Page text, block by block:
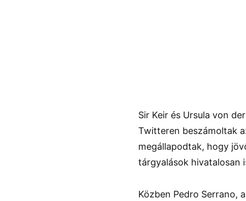
Sir Keir és Ursula von
Twitteren beszámoltak
megállapodtak, hogy
tárgyalások hivatalosan
Közben Pedro Serrano,